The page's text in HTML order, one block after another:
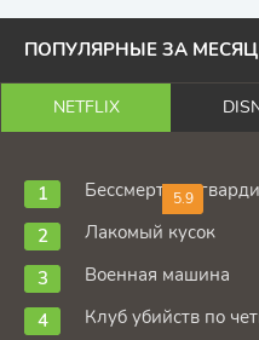
ПОПУЛЯРНЫЕ ЗА МЕСЯЦ
NETFLIX
5.9
Бессмертная
Лакомый кусок
Военная машина
Клуб убийств по